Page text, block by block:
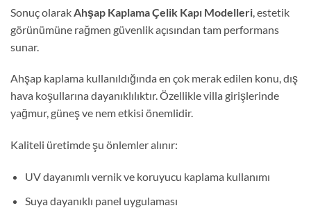
Sonuç olarak Ahşap Kaplama Çelik Kapı Modelleri , estetik
görünümüne rağmen güvenlik açısından tam performans
sunar.
Ahşap kaplama kullanıldığında en çok merak edilen konu, dış
hava koşullarına dayanıklılıktır. Özellikle villa girişlerinde
yağmur, güneş ve nem etkisi önemlidir.
Kaliteli üretimde şu önlemler alınır:
UV dayanımlı vernik ve koruyucu kaplama kullanımı
Suya dayanıklı panel uygulaması